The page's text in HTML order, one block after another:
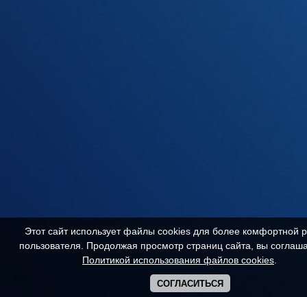
Этот сайт использует файлы cookies для более комфортной
пользователя. Продолжая просмотр страниц сайта, вы
Политикой использования файлов cookies
СОГЛАСИТЬСЯ